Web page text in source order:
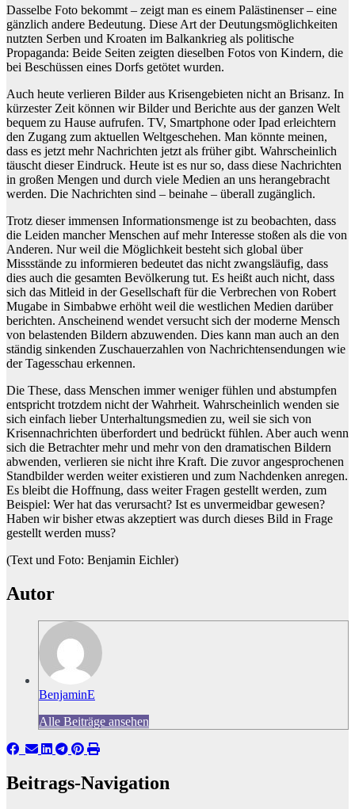
Dasselbe Foto bekommt – zeigt man es einem Palästinenser – eine
gänzlich andere Bedeutung. Diese Art der Deutungsmöglichkeiten
nutzten Serben und Kroaten im Balkankrieg als politische
Propaganda: Beide Seiten zeigten dieselben Fotos von Kindern, die
bei Beschüssen eines Dorfs getötet wurden.
Auch heute verlieren Bilder aus Krisengebieten nicht an Brisanz. In
kürzester Zeit können wir Bilder und Berichte aus der ganzen Welt
bequem zu Hause aufrufen. TV, Smartphone oder Ipad erleichtern
den Zugang zum aktuellen Weltgeschehen. Man könnte meinen,
dass es jetzt mehr Nachrichten jetzt als früher gibt. Wahrscheinlich
täuscht dieser Eindruck. Heute ist es nur so, dass diese Nachrichten
in großen Mengen und durch viele Medien an uns herangebracht
werden. Die Nachrichten sind – beinahe – überall zugänglich.
Trotz dieser immensen Informationsmenge ist zu beobachten, dass
die Leiden mancher Menschen auf mehr Interesse stoßen als die von
Anderen. Nur weil die Möglichkeit besteht sich global über
Missstände zu informieren bedeutet das nicht zwangsläufig, dass
dies auch die gesamten Bevölkerung tut. Es heißt auch nicht, dass
sich das Mitleid in der Gesellschaft für die Verbrechen von Robert
Mugabe in Simbabwe erhöht weil die westlichen Medien darüber
berichten. Anscheinend wendet versucht sich der moderne Mensch
von belastenden Bildern abzuwenden. Dies kann man auch an den
ständig sinkenden Zuschauerzahlen von Nachrichtensendungen wie
der Tagesschau erkennen.
Die These, dass Menschen immer weniger fühlen und abstumpfen
entspricht trotzdem nicht der Wahrheit. Wahrscheinlich wenden sie
sich einfach lieber Unterhaltungsmedien zu, weil sie sich von
Krisennachrichten überfordert und bedrückt fühlen. Aber auch wenn
sich die Betrachter mehr und mehr von den dramatischen Bildern
abwenden, verlieren sie nicht ihre Kraft. Die zuvor angesprochenen
Standbilder werden weiter existieren und zum Nachdenken anregen.
Es bleibt die Hoffnung, dass weiter Fragen gestellt werden, zum
Beispiel: Wer hat das verursacht? Ist es unvermeidbar gewesen?
Haben wir bisher etwas akzeptiert was durch dieses Bild in Frage
gestellt werden muss?
(Text und Foto: Benjamin Eichler)
Autor
BenjaminE
Alle Beiträge ansehen
Beitrags-Navigation